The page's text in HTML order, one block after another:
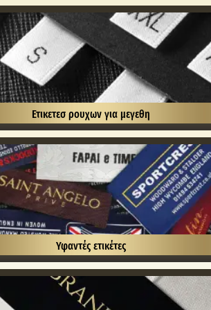
Ετικετεσ ρουχων για μεγεθη
Υφαντές ετικέτες